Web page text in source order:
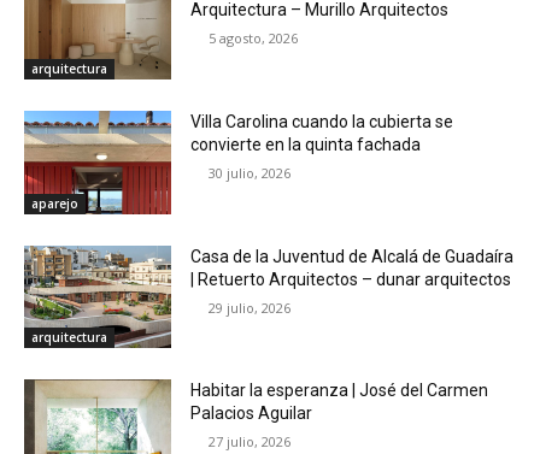
arquitectura
Arquitectura – Murillo Arquitectos
5 agosto, 2026
aparejo
Villa Carolina cuando la cubierta se
convierte en la quinta fachada
30 julio, 2026
arquitectura
Casa de la Juventud de Alcalá de Guadaíra
| Retuerto Arquitectos – dunar arquitectos
29 julio, 2026
Habitar la esperanza | José del Carmen
Palacios Aguilar
27 julio, 2026